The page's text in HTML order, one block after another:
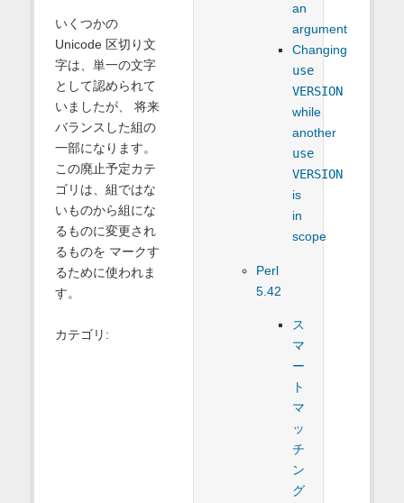
an
argument
Changing
use
VERSION
while
another
use
VERSION
is
in
scope
Perl
5.42
ス
マ
ー
ト
マ
ッ
チ
ン
グ
いくつかの
Unicode 区切り文
字は、単一の文字
として認められて
いましたが、 将来
バランスした組の
一部になります。
この廃止予定カテ
ゴリは、組ではな
いものから組にな
るものに変更され
るものを マークす
るために使われま
す。
カテゴリ: